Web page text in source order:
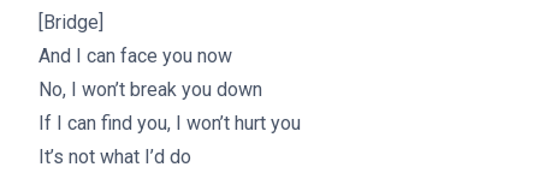
[Bridge]
And I can face you now
No, I won’t break you down
If I can find you, I won’t hurt you
It’s not what I’d do